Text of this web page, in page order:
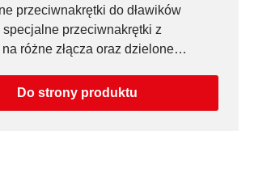
przeciwnakrętki do dławików
specjalne przeciwnakrętki z
różne złącza oraz dzielone
Do strony produktu